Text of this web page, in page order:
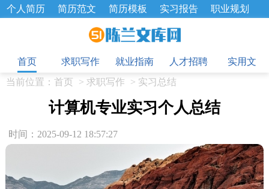
个人简历 简历范文 简历模板 实习报告
职业规划
招聘选拔 绩效考核 企业文化
工作总结
辞职报告
首页
求职写作 就业指南 人才招聘
实用文
当前位置： 首页 > 求职写作 > 实习总结
计算机专业实习个人总结
时间：2025-09-12 18:57:27